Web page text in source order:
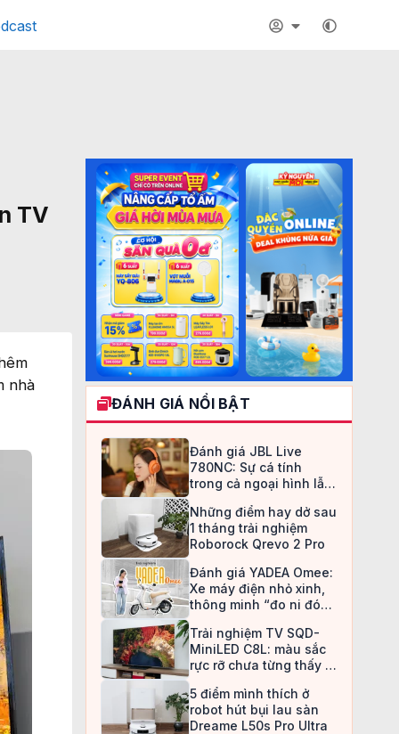
TV
nhà
ĐÁNH GIÁ NỔI BẬT
Đánh giá JBL Live
780NC: Sự cá tính
trong cả ngoại hình lẫn
Những điểm hay dở sau
1 tháng trải nghiệm
Roborock Qrevo 2 Pro
Đánh giá YADEA Omee:
Xe máy điện nhỏ xinh,
thông minh “đo ni đóng
Trải nghiệm TV SQD-
MiniLED C8L: màu sắc
rực rỡ chưa từng thấy ở
5 điểm mình thích ở
robot hút bụi lau sàn
Dreame L50s Pro Ultra